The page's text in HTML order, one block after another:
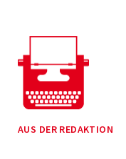
AUS DER REDAKTION